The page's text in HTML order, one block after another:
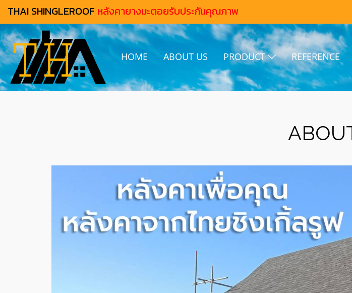
THAI SHINGLEROOF หลังคายางมะตอยรับประกันคุณภาพ
HOME ABOUT US PRODUCT REFERENCE